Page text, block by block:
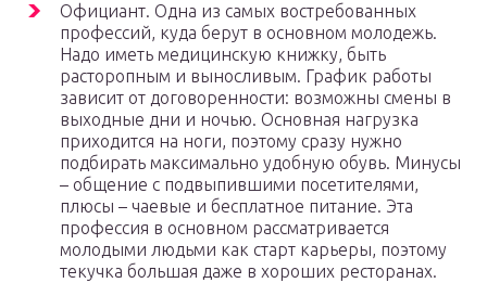
Официант. Одна из самых востребованных
профессий, куда берут в основном молодежь.
Надо иметь медицинскую книжку, быть
расторопным и выносливым. График работы
зависит от договоренности: возможны смены в
выходные дни и ночью. Основная нагрузка
приходится на ноги, поэтому сразу нужно
подбирать максимально удобную обувь. Минусы
– общение с подвыпившими посетителями,
плюсы – чаевые и бесплатное питание. Эта
профессия в основном рассматривается
молодыми людьми как старт карьеры, поэтому
текучка большая даже в хороших ресторанах.